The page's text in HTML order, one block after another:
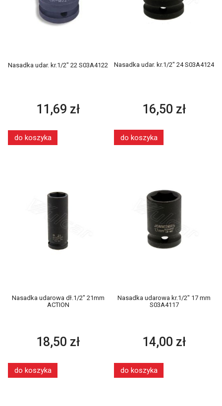
Nasadka udar. kr.1/2" 22 S03A4122
11,69 zł
do koszyka
Nasadka udar. kr.1/2" 24 S03A4124
16,50 zł
do koszyka
Nasadka udarowa dł.1/2" 21mm
ACTION
18,50 zł
do koszyka
Nasadka udarowa kr.1/2" 17 mm
S03A4117
14,00 zł
do koszyka